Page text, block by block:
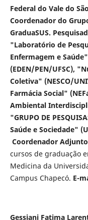
Federal do Vale do
Coordenador do
GraduaSUS.
"Laboratório de
Enfermagem e
(EDEN/PEN/UFSC),
Coletiva" (NESCO/
Farmácia Social"
Ambiental
"GRUPO DE
Saúde e Sociedade"
Coordenador
cursos de graduação
Medicina da
Campus Chapecó. E-
Gessiani Fatima